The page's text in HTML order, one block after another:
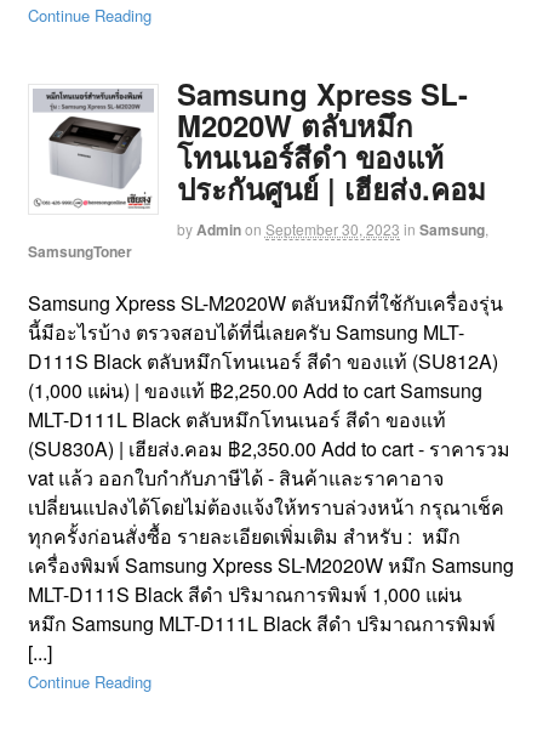
Continue Reading
Samsung Xpress SL-
M2020W ตลับหมึก
โทนเนอร์สีดำ ของแท้
ประกันศูนย์ | เฮียส่ง.คอม
byAdminon September 30, 2023 in Samsung,
SamsungToner
Samsung Xpress SL-M2020W ตลับหมึกที่ใช้กับเครื่องรุ่น
นี้มีอะไรบ้าง ตรวจสอบได้ที่นี่เลยครับ Samsung MLT-
D111S Black ตลับหมึกโทนเนอร์ สีดำ ของแท้ (SU812A)
(1,000 แผ่น) | ของแท้ ฿2,250.00 Add to cart Samsung
MLT-D111L Black ตลับหมึกโทนเนอร์ สีดำ ของแท้
(SU830A) | เฮียส่ง.คอม ฿2,350.00 Add to cart - ราคารวม
vat แล้ว ออกใบกำกับภาษีได้ - สินค้าและราคาอาจ
เปลี่ยนแปลงได้โดยไม่ต้องแจ้งให้ทราบล่วงหน้า กรุณาเช็ค
ทุกครั้งก่อนสั่งซื้อ รายละเอียดเพิ่มเติม สำหรับ : หมึก
เครื่องพิมพ์ Samsung Xpress SL-M2020W หมึก Samsung
MLT-D111S Black สีดำ ปริมาณการพิมพ์ 1,000 แผ่น
หมึก Samsung MLT-D111L Black สีดำ ปริมาณการพิมพ์
[...]
Continue Reading